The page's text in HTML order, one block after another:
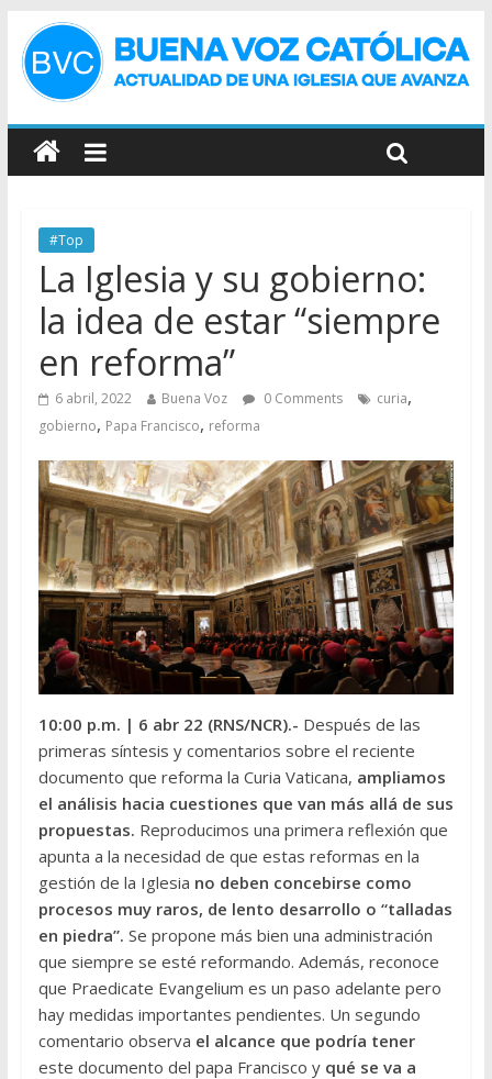
#Top
La Iglesia y su gobierno:
la idea de estar “siempre
en reforma”
6 abril, 2022 Buena Voz 0 Comments curia,
gobierno, Papa Francisco, reforma
10:00 p.m. | 6 abr 22 (RNS/NCR).- Después de las
primeras síntesis y comentarios sobre el reciente
documento que reforma la Curia Vaticana, ampliamos
el análisis hacia cuestiones que van más allá de sus
propuestas. Reproducimos una primera reflexión que
apunta a la necesidad de que estas reformas en la
gestión de la Iglesia no deben concebirse como
procesos muy raros, de lento desarrollo o “talladas
en piedra”. Se propone más bien una administración
que siempre se esté reformando. Además, reconoce
que Praedicate Evangelium es un paso adelante pero
hay medidas importantes pendientes. Un segundo
comentario observa el alcance que podría tener
este documento del papa Francisco y qué se va a